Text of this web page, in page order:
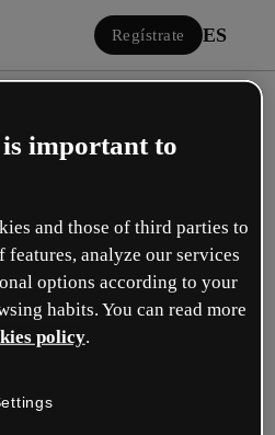
Regístrate ES
sesión
con Google
important to
and those of third parties to
analyze our services
options according to your
habits. You can read more
policy.